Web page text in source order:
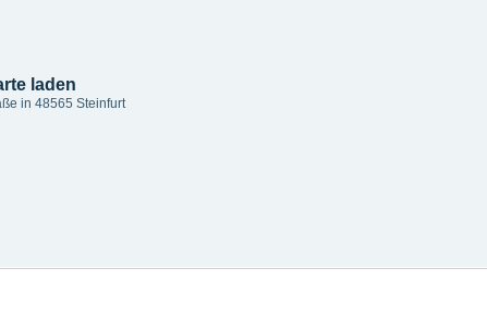
laden
in 48565 Steinfurt